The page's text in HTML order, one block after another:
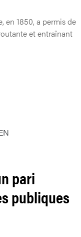
en 1850, a permis de
et entraînant
pari
publiques